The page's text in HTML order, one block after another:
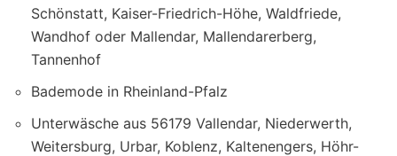
Schönstatt, Kaiser-Friedrich-Höhe, Waldfriede,
Wandhof oder Mallendar, Mallendarerberg,
Tannenhof
Bademode in Rheinland-Pfalz
Unterwäsche aus 56179 Vallendar, Niederwerth,
Weitersburg, Urbar, Koblenz, Kaltenengers, Höhr-